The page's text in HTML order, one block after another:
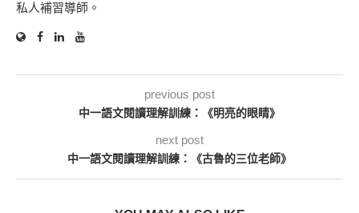
私人補習導師。
previous post
中一語文閱讀理解訓練：《明亮的眼睛》
next post
中一語文閱讀理解訓練：《古魯的三位老師》